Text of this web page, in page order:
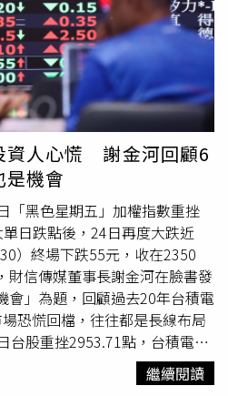
資人心慌 謝金河回顧6
是機會
「黑色星期五」加權指數重挫
日跌點後，24日再度大跌近
）終場下跌55元，收在2350
財信傳媒董事長謝金河在臉書發
會」為題，回顧過去20年台積電
恐慌回檔，往往都是長線布局
台股重挫2953.71點，台積電盤
漫恐慌氣氛。不過，他認為，
價走勢，每當市場遭遇重大利
繼續閱讀